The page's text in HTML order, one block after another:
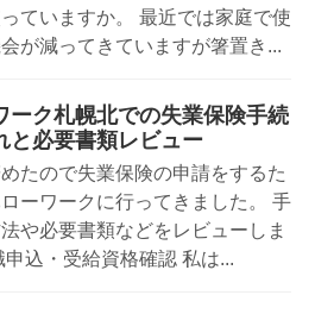
ていますか。 最近では家庭で使
が減ってきていますが箸置き...
ーク札幌北での失業保険手続
と必要書類レビュー
たので失業保険の申請をするた
ーワークに行ってきました。 手
や必要書類などをレビューしま
申込・受給資格確認 私は...